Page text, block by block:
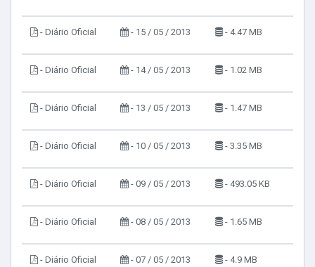
- Diário Oficial - 15 / 05 / 2013 - 4.47 MB
- Diário Oficial - 14 / 05 / 2013 - 1.02 MB
- Diário Oficial - 13 / 05 / 2013 - 1.47 MB
- Diário Oficial - 10 / 05 / 2013 - 3.35 MB
- Diário Oficial - 09 / 05 / 2013 - 493.05 KB
- Diário Oficial - 08 / 05 / 2013 - 1.65 MB
- Diário Oficial - 07 / 05 / 2013 - 4.9 MB